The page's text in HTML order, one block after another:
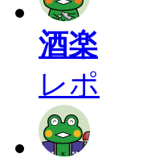
酒楽
レポ